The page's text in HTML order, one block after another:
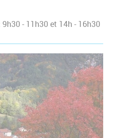
- 11h30 et 14h - 16h30